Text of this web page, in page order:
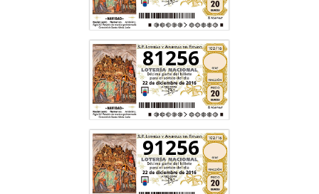
81256
91256